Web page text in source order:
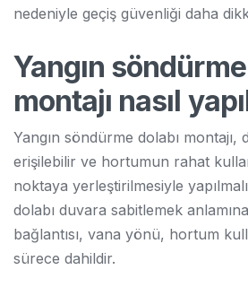
nedeniyle geçiş güvenliği daha
Yangın
montajı nasıl
Yangın söndürme dolabı montajı,
erişilebilir ve hortumun rahat
noktaya yerleştirilmesiyle
dolabı duvara sabitlemek
bağlantısı, vana yönü, hortum
sürece dahildir.